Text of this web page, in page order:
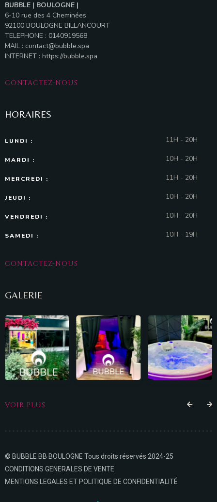
BUBBLE | BOULOGNE |
6-10 rue des 4 Cheminées
92100 BOULOGNE BILLANCOURT
TELEPHONE : 0140919568
MAIL : contact@bubble.spa
INTERNET : https://bubble.spa
CONTACTEZ-NOUS
HORAIRES
LUNDI : 11H - 20H
MARDI : 10H - 20H
MERCREDI : 11H - 20H
JEUDI : 10H - 20H
VENDREDI : 10H - 20H
SAMEDI : 10H - 19H
CONTACTEZ-NOUS
GALERIE
VOIR PLUS
© BUBBLE BB BOULOGNE Tous droits réservés 2024-25
CONDITIONS GENERALES DE VENTE
MENTIONS LEGALES ET POLITIQUE DE CONFIDENTIALITÉ